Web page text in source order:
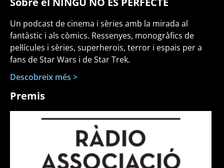
Un podcast de cinema i sèries amb la mirada al
fantàstic i als còmics. Ressenyes, monogràfics de
pel·lícules i sèries, superherois, terror i espais per a
fans de Star Wars i de Star Trek.
Descobreix més >
Premis